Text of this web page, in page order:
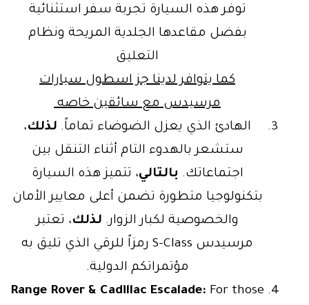
توفر هذه السيارة تجربة سفر استثنائية
بفضل مقاعدها الجلدية المريحة ونظام
التعليق
كما يتوافر لدينا جز اسطول سيارات
مرسيدس مع سائقين خاصه
الهادئ الذي يعزل الضوضاء تماماً.لذلك،
ستشعر بالهدوء التام أثناء التنقل بين
اجتماعاتك.بالتالي، تتميز هذه السيارة
بتكنولوجيا متطورة تضمن أعلى معايير الأمان
والخصوصية لكبار الزوار.لذلك، تعتبر
مرسيدس S-Class رمزاً للرقي الذي تليق به
مؤتمراتكم الدولية.
Range Rover & Cadillac Escalade:For those